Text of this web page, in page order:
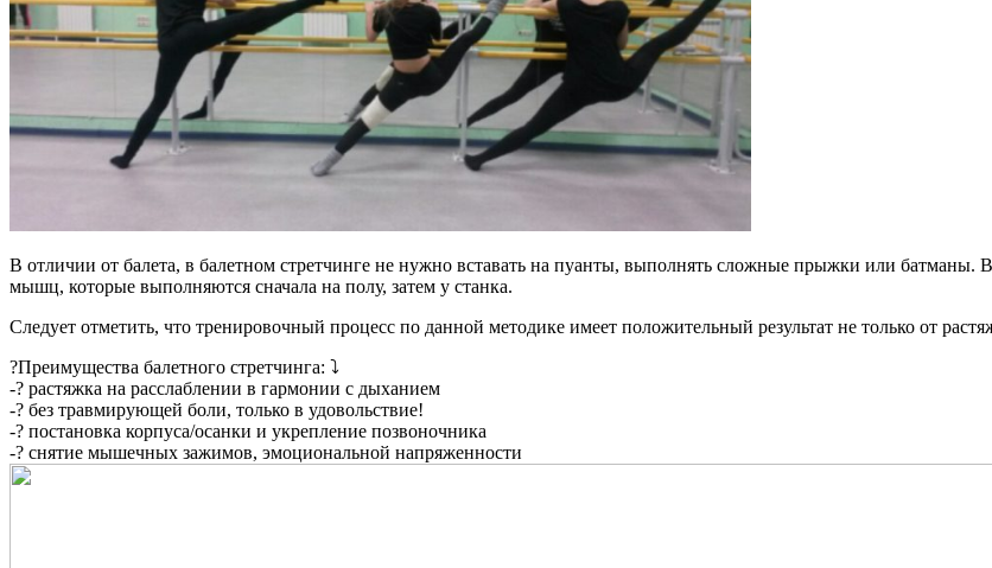
В отличии от балета, в балетном стретчинге не нужно вставать на пуанты, выполнять сложные прыжки или батманы.
мышц, которые выполняются сначала на полу, затем у станка.
Следует отметить, что тренировочный процесс по данной методике имеет положительный результат не только от
?Преимущества балетного стретчинга: ⤵
-? растяжка на расслаблении в гармонии с дыханием
-? без травмирующей боли, только в удовольствие!
-? постановка корпуса/осанки и укрепление позвоночника
-? снятие мышечных зажимов, эмоциональной напряженности